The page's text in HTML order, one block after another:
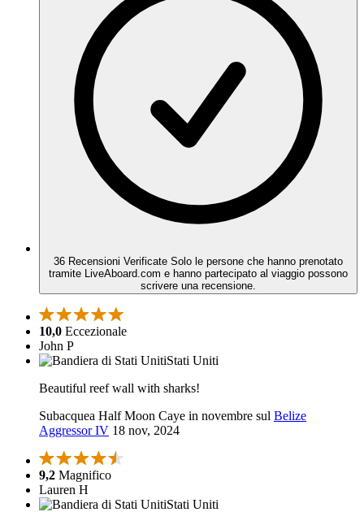
36 Recensioni Verificate Solo le persone che hanno prenotato
tramite LiveAboard.com e hanno partecipato al viaggio possono
scrivere una recensione.
10,0 Eccezionale
John P
Stati Uniti
Beautiful reef wall with sharks!
Subacquea Half Moon Caye in novembre sul Belize
Aggressor IV 18 nov, 2024
9,2 Magnifico
Lauren H
Stati Uniti